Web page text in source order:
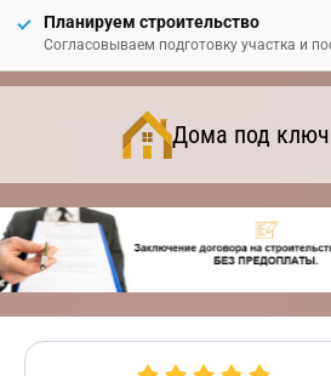
Планируем строительство
Согласовываем подготовку участка и
Дома под ключ